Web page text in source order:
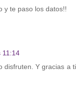
y te paso los datos!!
11:14
disfruten. Y gracias a ti